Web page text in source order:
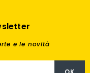
e le novità